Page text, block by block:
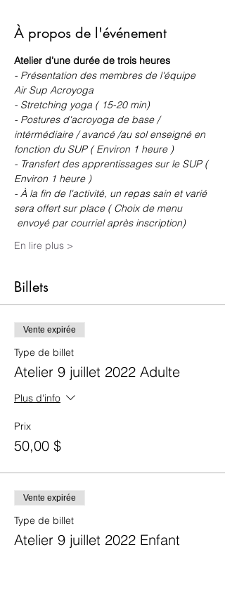
À propos de l'événement
Atelier d'une durée de trois heures
- Présentation des membres de l'équipe
Air Sup Acroyoga
- Stretching yoga ( 15-20 min)
- Postures d'acroyoga de base /
intérmédiaire / avancé /au sol enseigné en
fonction du SUP ( Environ 1 heure )
- Transfert des apprentissages sur le SUP (
Environ 1 heure )
- À la fin de l'activité, un repas sain et varié
sera offert sur place ( Choix de menu
envoyé par courriel après inscription)
En lire plus >
Billets
Vente expirée
Type de billet
Atelier 9 juillet 2022 Adulte
Plus d'info
Prix
50,00 $
Vente expirée
Type de billet
Atelier 9 juillet 2022 Enfant